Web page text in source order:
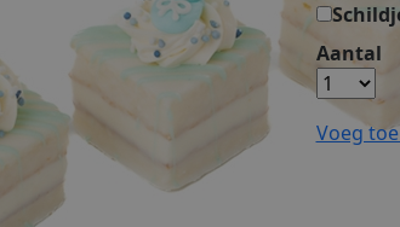
Aantal
Voeg